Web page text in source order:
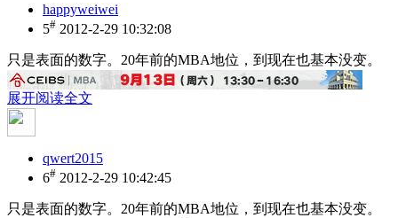
happyweiwei
5# 2012-2-29 10:32:08
只是表面的数字。20年前的MBA地位，到现在也基本没变。
展开阅读全文
qwert2015
6# 2012-2-29 10:42:45
只是表面的数字。20年前的MBA地位，到现在也基本没变。